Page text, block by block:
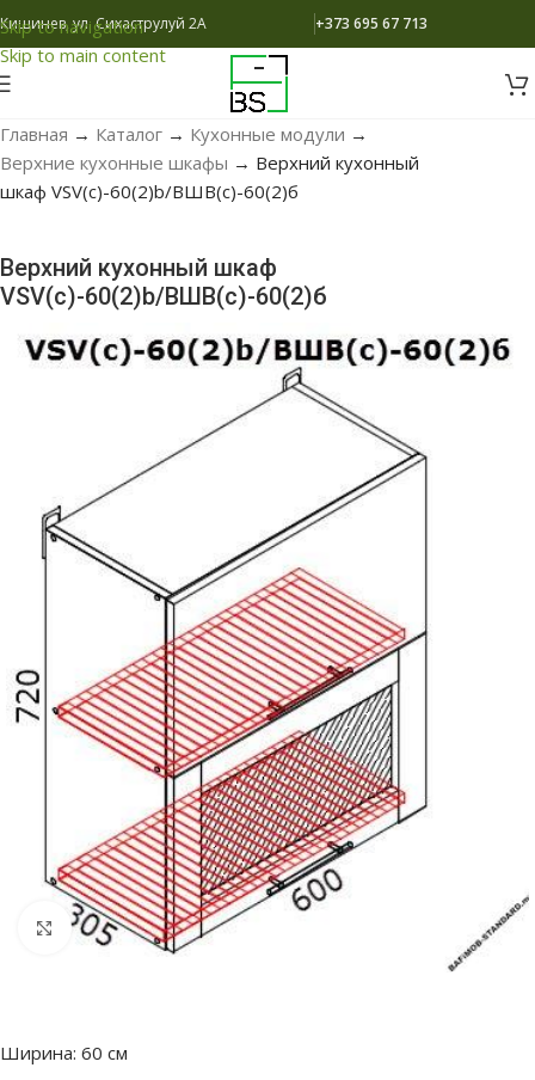
Skip to navigation
Skip to main content
Кишинев, ул. Сихаструлуй 2A +373 695 67 713
Главная → Каталог → Кухонные модули →
Верхние кухонные шкафы → Верхний кухонный
шкаф VSV(c)-60(2)b/ВШВ(c)-60(2)б
Верхний кухонный шкаф
VSV(c)-60(2)b/ВШВ(c)-60(2)б
Нажмите, чтобы увеличить
Ширина: 60 см